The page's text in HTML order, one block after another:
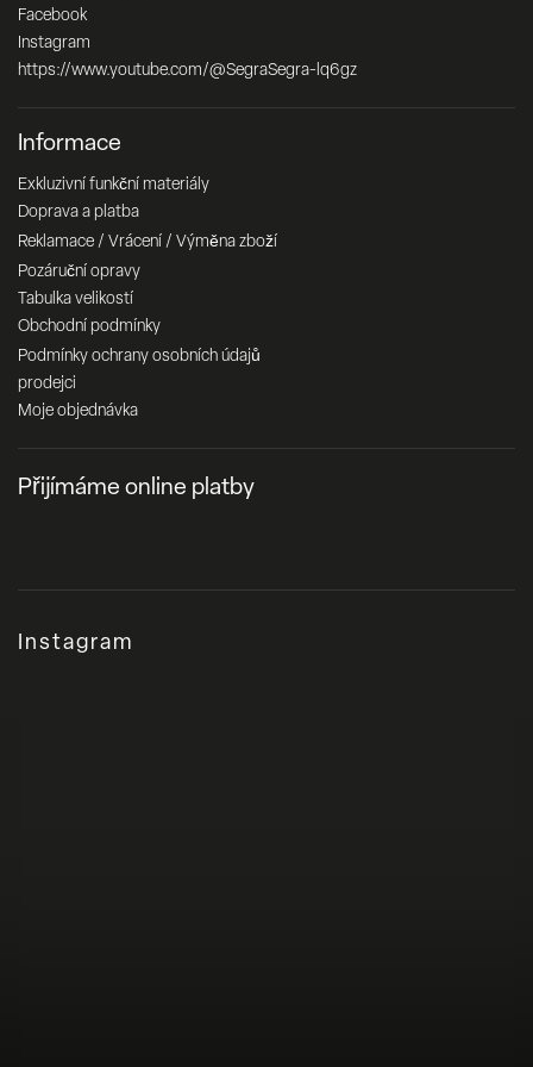
Facebook
Instagram
https://www.youtube.com/@SegraSegra-lq6gz
Informace
Exkluzivní funkční materiály
Doprava a platba
Reklamace / Vrácení / Výměna zboží
Pozáruční opravy
Tabulka velikostí
Obchodní podmínky
Podmínky ochrany osobních údajů
prodejci
Moje objednávka
Přijímáme online platby
Instagram